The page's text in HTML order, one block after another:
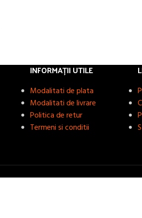
INFORMAȚII UTILE
Modalitati de plata
Modalitati de livrare
Politica de retur
Termeni si conditii